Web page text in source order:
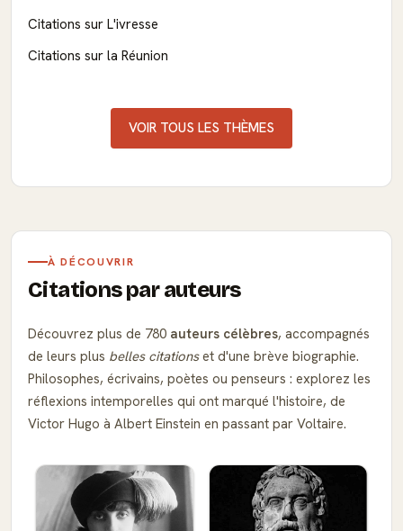
Citations sur L'ivresse
Citations sur la Réunion
VOIR TOUS LES THÈMES
À DÉCOUVRIR
Citations par auteurs
Découvrez plus de 780 auteurs célèbres, accompagnés
de leurs plus belles citationset d'une brève biographie.
Philosophes, écrivains, poètes ou penseurs : explorez les
réflexions intemporelles qui ont marqué l'histoire, de
Victor Hugo à Albert Einstein en passant par Voltaire.